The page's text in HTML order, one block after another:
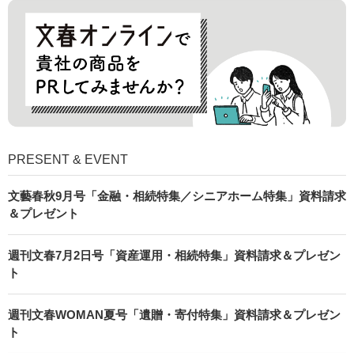
PRESENT & EVENT
文藝春秋9月号「金融・相続特集／シニアホーム特集」資料請求
＆プレゼント
週刊文春7月2日号「資産運用・相続特集」資料請求＆プレゼン
ト
週刊文春WOMAN夏号「遺贈・寄付特集」資料請求＆プレゼン
ト